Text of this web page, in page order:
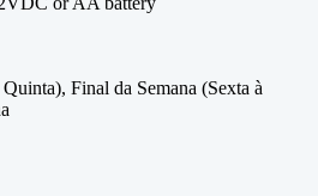
Final da Semana (Sexta à